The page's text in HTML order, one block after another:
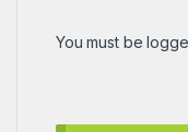
You must be